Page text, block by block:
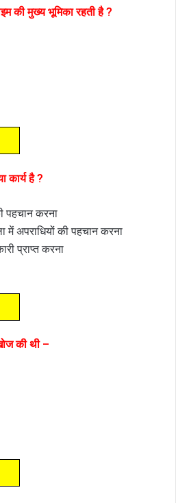
की मुख्य भूमिका रहती है ?
कार्य है ?
पहचान करना
में अपराधियों की पहचान करना
प्राप्त करना
की थी –